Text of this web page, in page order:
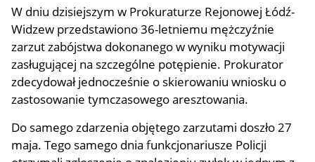
W dniu dzisiejszym w Prokuraturze Rejonowej Łódź-
Widzew przedstawiono 36-letniemu mężczyźnie
zarzut zabójstwa dokonanego w wyniku motywacji
zasługującej na szczególne potępienie. Prokurator
zdecydował jednocześnie o skierowaniu wniosku o
zastosowanie tymczasowego aresztowania.
Do samego zdarzenia objętego zarzutami doszło 27
maja. Tego samego dnia funkcjonariusze Policji